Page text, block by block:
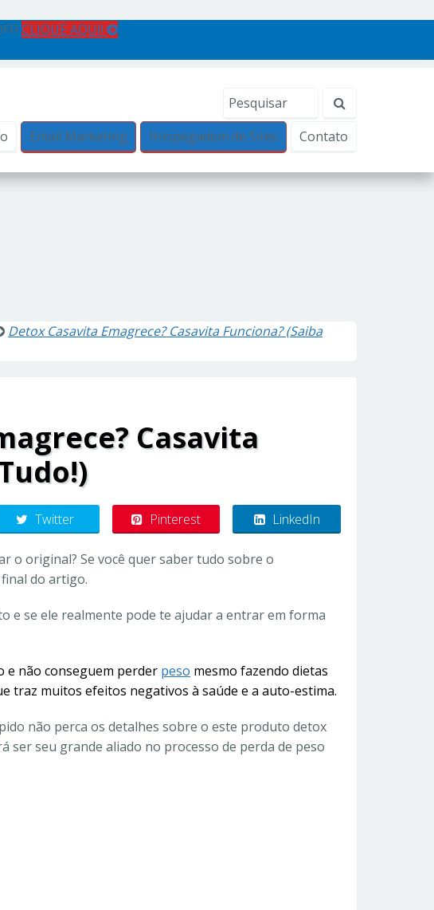
CLIQUE AQUI!
Email Marketing Hospegadem de Sites Contato
Detox Casavita Emagrece? Casavita Funciona? (Saiba
Casavita
Twitter Pinterest LinkedIn
o original? Se você quer saber tudo sobre o
do artigo.
e se ele realmente pode te ajudar a entrar em forma
e não conseguem perder peso mesmo fazendo dietas
traz muitos efeitos negativos à saúde e a auto-estima.
não perca os detalhes sobre o este produto detox
ser seu grande aliado no processo de perda de peso